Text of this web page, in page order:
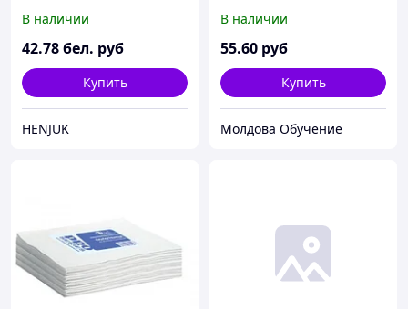
В наличии
42.78бел. руб
Купить
HENJUK
В наличии
55.60 руб
Купить
Молдова Обучение